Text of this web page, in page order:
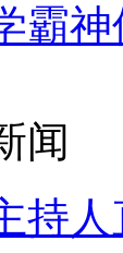
霸
闻
持